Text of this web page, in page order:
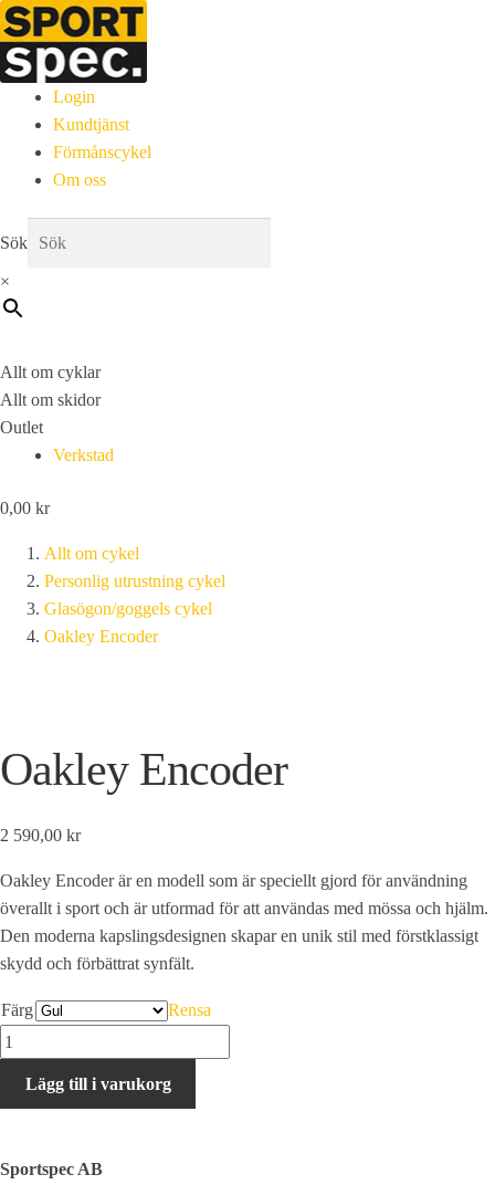
Login
Kundtjänst
Förmånscykel
Om oss
Sök
×
Allt om cyklar
Allt om skidor
Outlet
Verkstad
0,00 kr
Allt om cykel
Personlig utrustning cykel
Glasögon/goggels cykel
Oakley Encoder
Oakley Encoder
2 590,00 kr
Oakley Encoder är en modell som är speciellt gjord för användning
överallt i sport och är utformad för att användas med mössa och hjälm.
Den moderna kapslingsdesignen skapar en unik stil med förstklassigt
skydd och förbättrat synfält.
Färg
Rensa
Oakley
Encoder
mängdLägg till i varukorg
Sportspec AB